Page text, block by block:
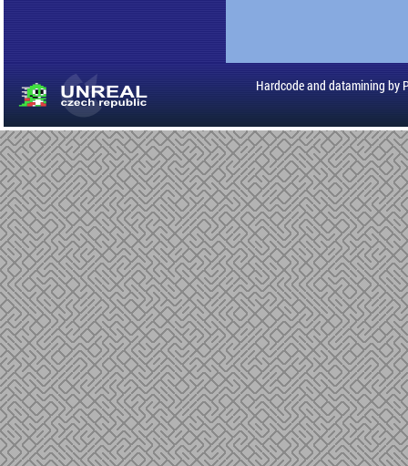
Hardcode and datamining by